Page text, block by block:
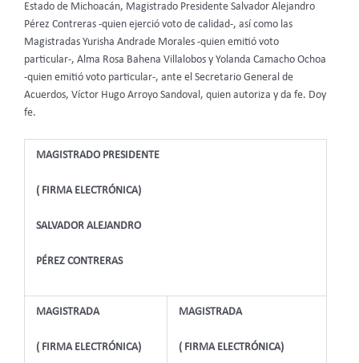
Estado de Michoacán, Magistrado Presidente Salvador Alejandro
Pérez Contreras -quien ejerció voto de calidad-, así como las
Magistradas Yurisha Andrade Morales -quien emitió voto
particular-, Alma Rosa Bahena Villalobos y Yolanda Camacho Ochoa
-quien emitió voto particular-, ante el Secretario General de
Acuerdos, Víctor Hugo Arroyo Sandoval, quien autoriza y da fe. Doy
fe.
MAGISTRADO PRESIDENTE
( FIRMA ELECTRÓNICA)
SALVADOR ALEJANDRO
PÉREZ CONTRERAS
MAGISTRADA
( FIRMA ELECTRÓNICA)
MAGISTRADA
( FIRMA ELECTRÓNICA)